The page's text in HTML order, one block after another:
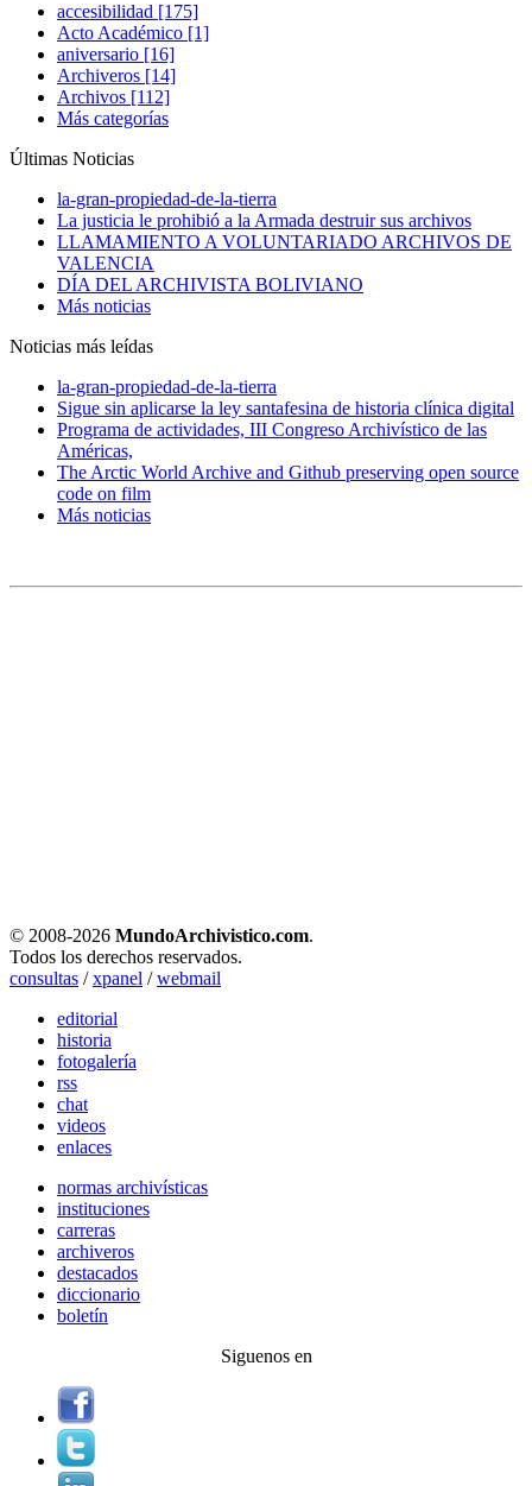
accesibilidad [175]
Acto Académico [1]
aniversario [16]
Archiveros [14]
Archivos [112]
Más categorías
Últimas Noticias
la-gran-propiedad-de-la-tierra
La justicia le prohibió a la Armada destruir sus archivos
LLAMAMIENTO A VOLUNTARIADO ARCHIVOS DE
VALENCIA
DÍA DEL ARCHIVISTA BOLIVIANO
Más noticias
Noticias más leídas
la-gran-propiedad-de-la-tierra
Sigue sin aplicarse la ley santafesina de historia clínica digital
Programa de actividades, III Congreso Archivístico de las
Américas,
The Arctic World Archive and Github preserving open source
code on film
Más noticias
© 2008-2026 MundoArchivistico.com.
Todos los derechos reservados.
consultas /xpanel /webmail
editorial
historia
fotogalería
rss
chat
videos
enlaces
normas archivísticas
instituciones
carreras
archiveros
destacados
diccionario
boletín
Siguenos en